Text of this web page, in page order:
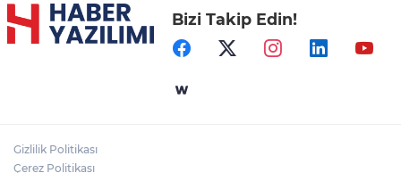
Bizi Takip Edin!
Gizlilik Politikası
Çerez Politikası